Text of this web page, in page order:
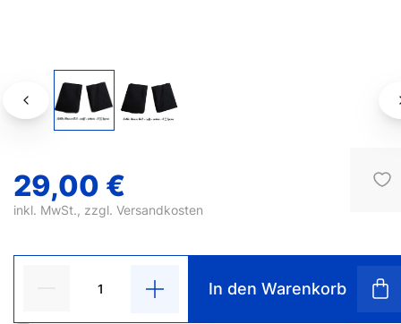
29,00 €
inkl. MwSt., zzgl. Versandkosten
In den Warenkorb